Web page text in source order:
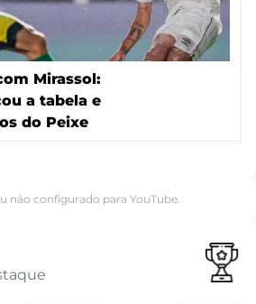
Mirassol:
a tabela e
do Peixe
não configurado para YouTube.